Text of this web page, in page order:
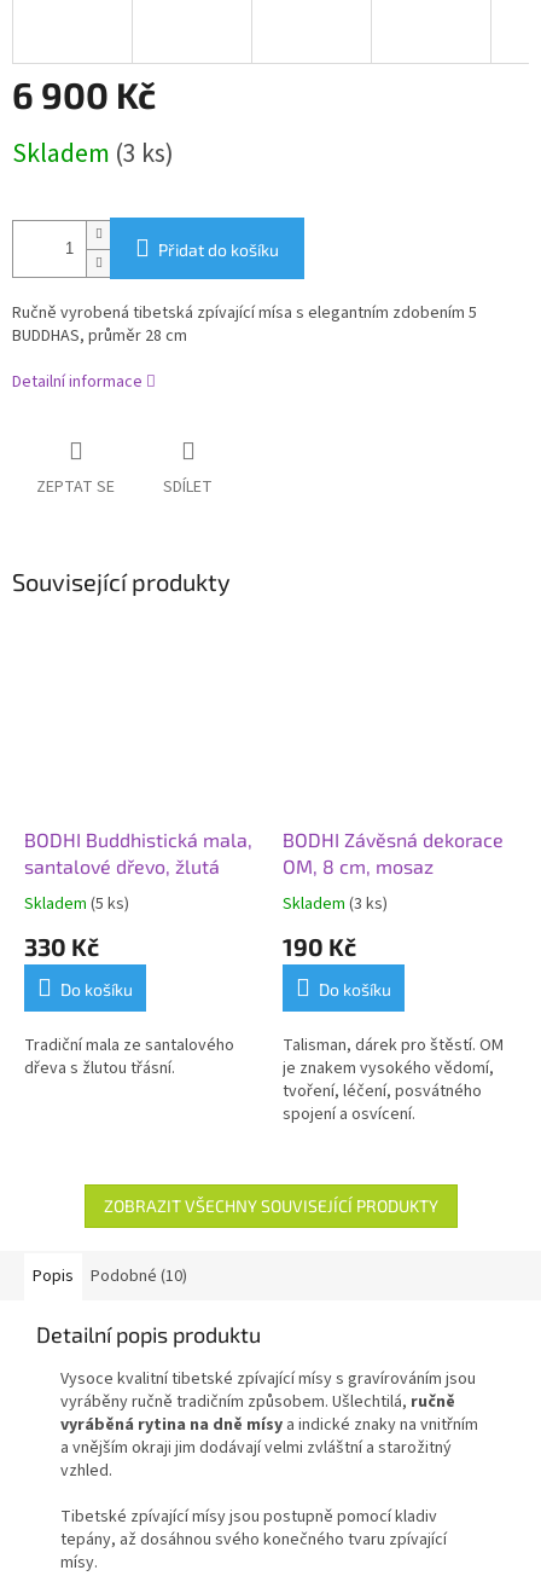
6 900 Kč
cena:
Skladem (3 ks)
Přidat do košíku
Ručně vyrobená tibetská zpívající mísa s elegantním zdobením 5
BUDDHAS, průměr 28 cm
Detailní informace
ZEPTAT SE SDÍLET
Související produkty
BODHI Buddhistická mala,
santalové dřevo, žlutá
Skladem (5 ks)
330 Kč
Do košíku
Tradiční mala ze santalového
dřeva s žlutou třásní.
BODHI Závěsná dekorace
OM, 8 cm, mosaz
Skladem (3 ks)
190 Kč
Do košíku
Talisman, dárek pro štěstí. OM
je znakem vysokého vědomí,
tvoření, léčení, posvátného
spojení a osvícení.
ZOBRAZIT VŠECHNY SOUVISEJÍCÍ PRODUKTY
Popis Podobné (10)
Detailní popis produktu
Vysoce kvalitní tibetské zpívající mísy s gravírováním jsou
vyráběny ručně tradičním způsobem. Ušlechtilá, ručně
vyráběná rytina na dně mísy a indické znaky na vnitřním
a vnějším okraji jim dodávají velmi zvláštní a starožitný
vzhled.
Tibetské zpívající mísy jsou postupně pomocí kladiv
tepány, až dosáhnou svého konečného tvaru zpívající
mísy.